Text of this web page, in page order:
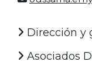
Dirección y
Asociados